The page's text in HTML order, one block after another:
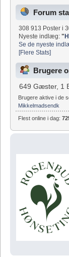
Forum
308 913 Poster i
Nyeste indlæg:"
Se de nyeste
[Flere Stats]
Brugere
649 Gæster, 1
Brugere aktive i de
Mikkelmadsendk
Flest online i dag: